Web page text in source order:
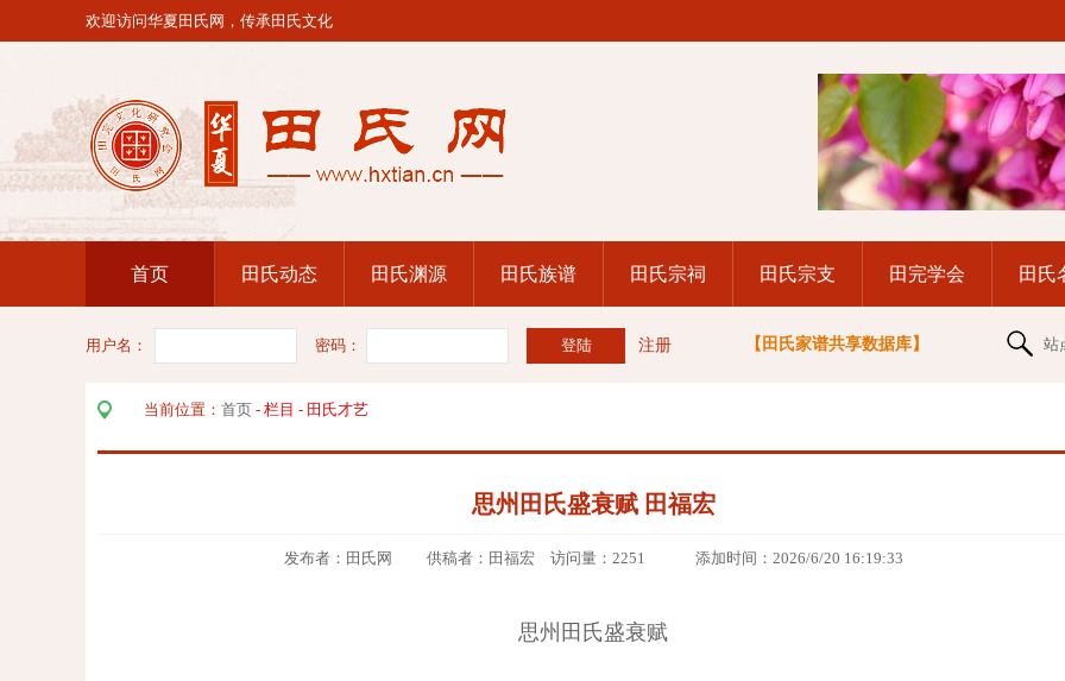
欢迎访问华夏田氏网，传承田氏文化
首页 田氏动态 田氏渊源 田氏族谱 田氏宗祠 田氏宗支 田完学会 田氏
用户名： 密码： 注册 【田氏家谱共享数据库】 站
当前位置： 首页 - 栏目 - 田氏才艺
思州田氏盛衰赋 田福宏
发布者：田氏网 供稿者：田福宏 访问量：2251 添加时间：2026/6/20 16:19:33
思州田氏盛衰赋